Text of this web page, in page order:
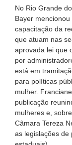
No Rio Grande
Bayer
capacitação da
que atuam nas
aprovada lei que
por
está em
para políticas
mulher.
publicação
mulheres e,
Câmara Tereza
as legislações de